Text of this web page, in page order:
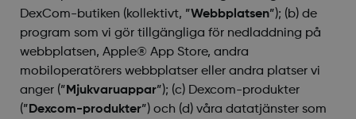
DexCom-butiken (kollektivt, ”Webbplatsen”); (b) de
program som vi gör tillgängliga för nedladdning på
webbplatsen, Apple® App Store, andra
mobiloperatörers webbplatser eller andra platser vi
anger (” Mjukvaruappar”); (c) Dexcom-produkter
(” Dexcom-produkter”) och (d) våra datatjänster som